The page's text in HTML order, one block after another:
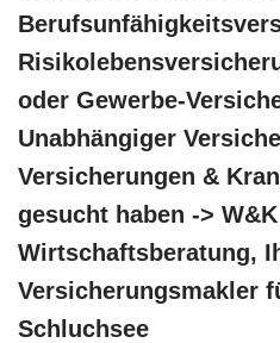
oder Gewerbe-
Unabhängiger
Versicherungen &
gesucht haben -> W&K
Wirtschaftsberatung,
Versicherungsmakler
Schluchsee